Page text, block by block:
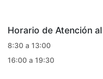
Horario de Atención
8:30 a 13:00
16:00 a 19:30